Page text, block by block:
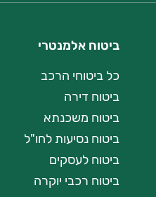
ביטוח אלמנטרי
כל ביטוחי הרכב
ביטוח דירה
ביטוח משכנתא
ביטוח נסיעות לחו"ל
ביטוח לעסקים
ביטוח רכבי יוקרה